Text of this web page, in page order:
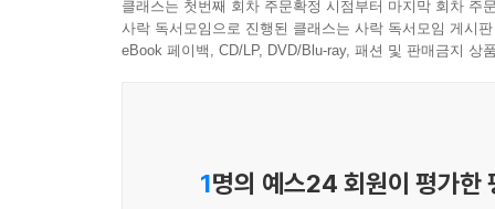
클래스는 첫번째 회차 주문확정 시점부터 마지막 회차 주
사락 독서모임으로 진행된 클래스는 사락 독서모임 게시
eBook 페이백, CD/LP, DVD/Blu-ray, 패션 및 판매금지 상
1명의 예스24 회원이 평가한